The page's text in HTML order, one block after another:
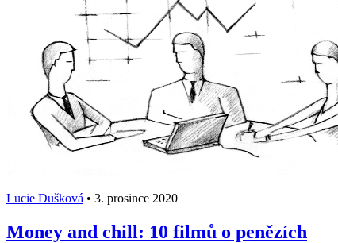
Lucie Dušková • 3. prosince 2020
Money and chill: 10 filmů o penězích